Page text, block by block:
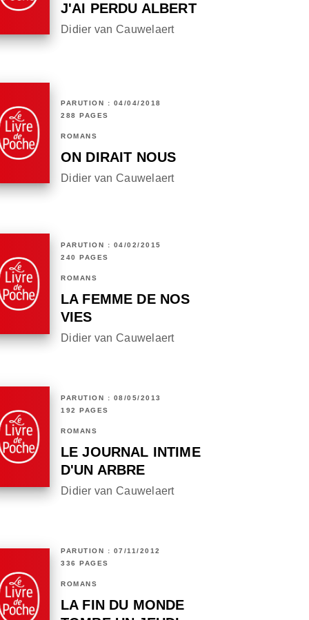
J'AI PERDU ALBERT
Didier van Cauwelaert
PARUTION : 04/04/2018
288 PAGES
ROMANS
ON DIRAIT NOUS
Didier van Cauwelaert
PARUTION : 04/02/2015
240 PAGES
ROMANS
LA FEMME DE NOS
VIES
Didier van Cauwelaert
PARUTION : 08/05/2013
192 PAGES
ROMANS
LE JOURNAL INTIME
D'UN ARBRE
Didier van Cauwelaert
PARUTION : 07/11/2012
336 PAGES
ROMANS
LA FIN DU MONDE